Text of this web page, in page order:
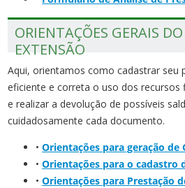
ORIENTAÇÕES GERAIS
EXTENSÃO
Aqui, orientamos como cadastrar seu
eficiente e correta o uso dos recursos
e realizar a devolução de possíveis
cuidadosamente cada documento.
•Orientações para geração de
•Orientações para o cadastro
•Orientações para Prestação